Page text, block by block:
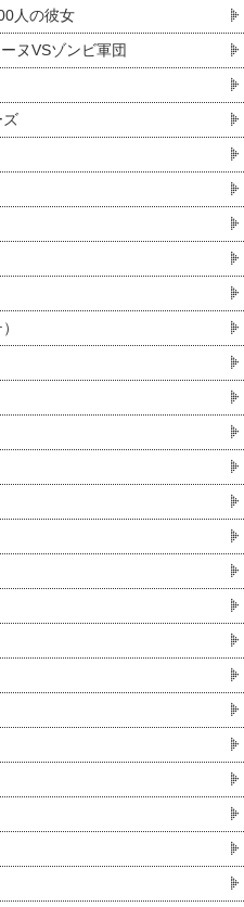
人の彼女
ヌVSゾンビ軍団
ズ